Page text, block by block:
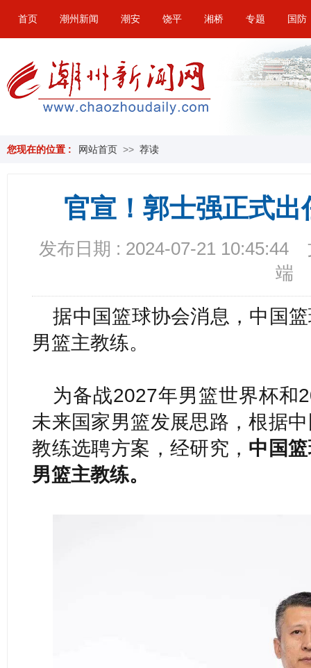
首页 潮州新闻 潮安 饶平 湘桥 专题 国防
您现在的位置 : 网站首页 >> 荐读
官宣！郭士强正式
发布日期 : 2024-07-21 10:45:44
端
据中国篮球协会消息，中国
男篮主教练。
为备战2027年男篮世界杯和
未来国家男篮发展思路，根据
教练选聘方案，经研究， 中国
男篮主教练。